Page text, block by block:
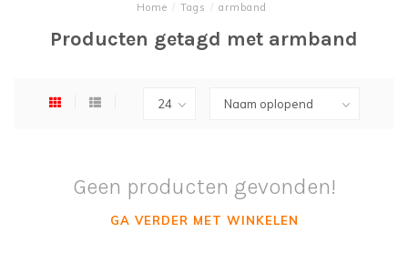
Home / Tags / armband
Producten getagd met armband
Geen producten gevonden!
GA VERDER MET WINKELEN